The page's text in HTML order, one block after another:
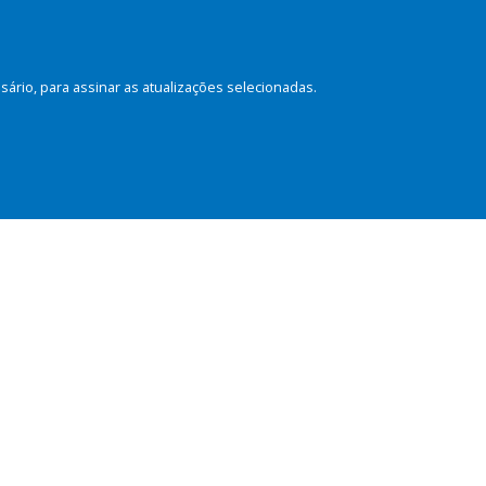
para assinar as atualizações selecionadas.